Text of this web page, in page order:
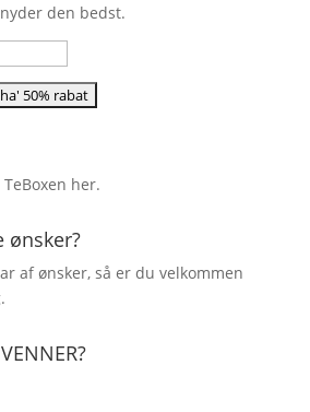
den bedst.
her.
ønsker?
af ønsker, så er du velkommen